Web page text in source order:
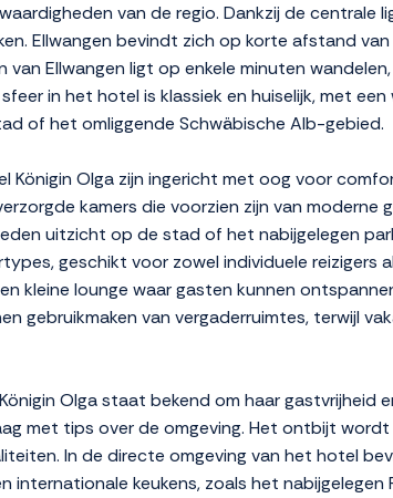
van de regio. Dankzij de centrale
Ellwangen bevindt zich op korte afstand
van Ellwangen ligt op enkele minuten
in het hotel is klassiek en huiselijk, met
of het omliggende Schwäbische Alb-gebied.
Königin Olga zijn ingericht met oog voor
kamers die voorzien zijn van
uitzicht op de stad of het nabijgelegen
geschikt voor zowel individuele
kleine lounge waar gasten kunnen
gebruikmaken van vergaderruimtes, terwijl
Olga staat bekend om haar
met tips over de omgeving. Het ontbijt
In de directe omgeving van het hotel
internationale keukens, zoals het